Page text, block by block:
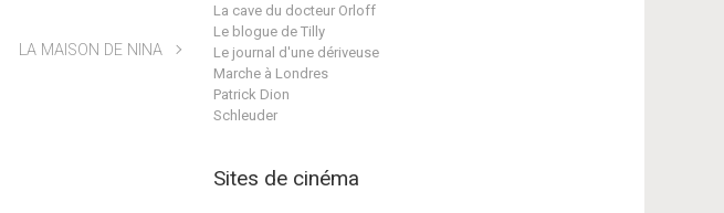
LA MAISON DE NINA
La cave du docteur Orloff
Le blogue de Tilly
Le journal d'une dériveuse
Marche à Londres
Patrick Dion
Schleuder
Sites de cinéma